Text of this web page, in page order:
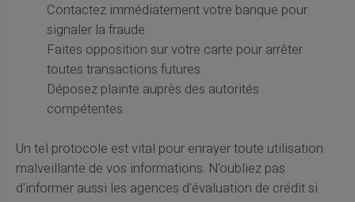
Contactez immédiatement votre banque pour
signaler la fraude.
Faites opposition sur votre carte pour arrêter
toutes transactions futures.
Déposez plainte auprès des autorités
compétentes.
Un tel protocole est vital pour enrayer toute utilisation
malveillante de vos informations. N'oubliez pas
d'informer aussi les agences d'évaluation de crédit si